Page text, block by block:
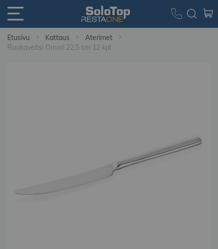
Etusivu Kattaus
Aterimet
Ruokaveitsi Omori 22,5 cm 12 kpl